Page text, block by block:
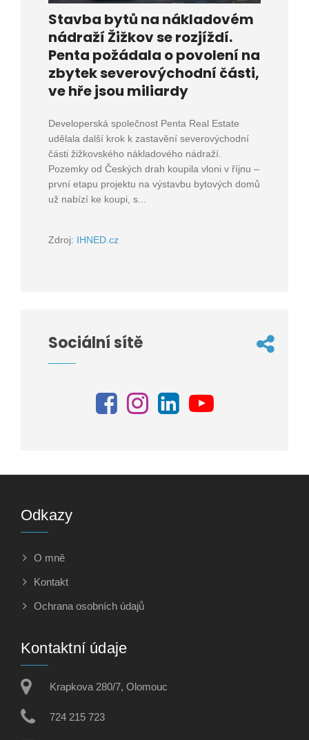
Stavba bytů na nákladovém
nádraží Žižkov se rozjíždí.
Penta požádala o povolení na
zbytek severovýchodní části,
ve hře jsou miliardy
Developerská společnost Penta Real Estate
udělala další krok k zastavění severovýchodní
části žižkovského nákladového nádraží.
Pozemky od Českých drah koupila vloni v říjnu –
první etapu projektu na výstavbu bytových domů
už nabízí ke koupi, s...
Zdroj: IHNED.cz
Sociální sítě
Odkazy
O mně
Kontakt
Ochrana osobních údajů
Kontaktní údaje
Krapkova 280/7, Olomouc
724 215 723